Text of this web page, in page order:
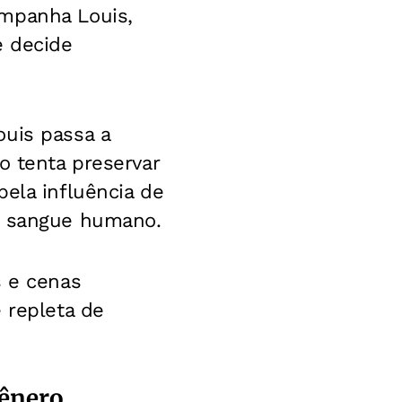
Louis,
decide
passa a
tenta preservar
influência de
humano.
e cenas
repleta de